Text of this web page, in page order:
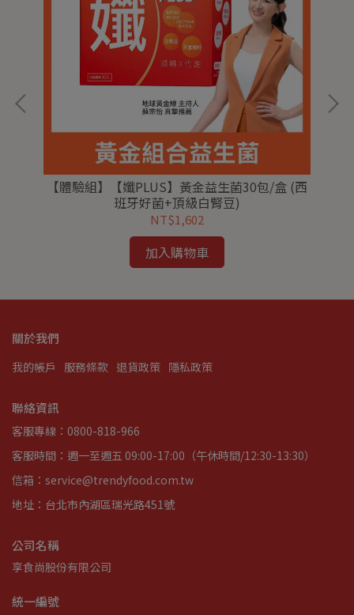
【體驗組】【孅PLUS】黃金益生菌30包/盒 (西
班牙好菌+頂級白腎豆)
NT$1,602
加入購物車
關於我們
我的帳戶 服務條款 退貨政策 隱私政策
聯絡資訊
客服專線：0800-818-966
客服時間：週一至週五 09:00-17:00（午休時間/12:30-13:30）
信箱：service@trendyfood.com.tw
地址：台北市內湖區瑞光路451號
公司名稱
享食尚股份有限公司
統一編號